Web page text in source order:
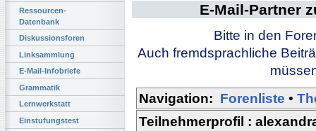
Ressourcen-
Datenbank
Diskussionsforen
Linksammlung
E-Mail-Infobriefe
Grammatik
Lernwerkstatt
Einstufungstest
E-Mail-Partner
Bitte in den
Auch fremdsprachliche
Navigation: Forenliste •
Teilnehmerprofil :